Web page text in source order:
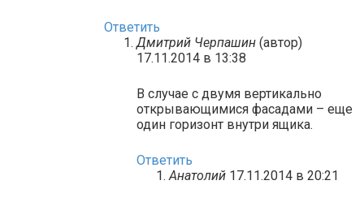
Ответить
Дмитрий Черпашин (автор)
17.11.2014 в 13:38
В случае с двумя вертикально
открывающимися фасадами – еще
один горизонт внутри ящика.
Ответить
Анатолий 17.11.2014 в 20:21